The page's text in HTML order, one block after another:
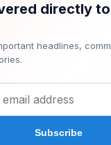
directly
headlines,